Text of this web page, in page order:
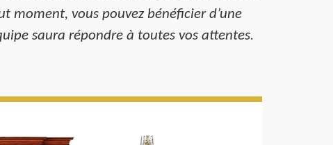
moment, vous pouvez bénéficier d’une
saura répondre à toutes vos attentes.